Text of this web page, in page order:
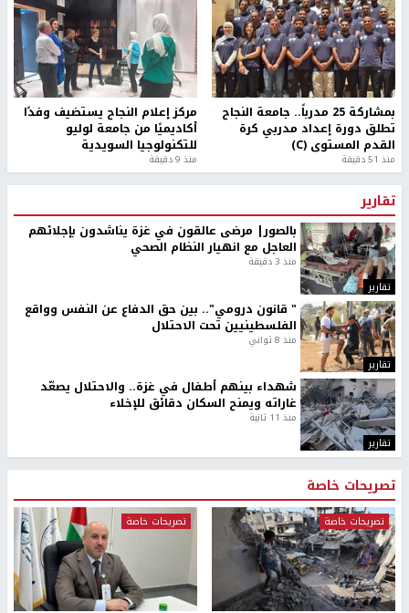
بمشاركة 25 مدرباً.. جامعة النجاح
تطلق دورة إعداد مدربي كرة
القدم المستوى (C)
منذ 51 دقيقة
مركز إعلام النجاح يستضيف وفدًا
أكاديميًا من جامعة لوليو
للتكنولوجيا السويدية
منذ 9 دقيقة
تقارير
تقارير
بالصور| مرضى عالقون في غزة يناشدون بإجلائهم
العاجل مع انهيار النظام الصحي
منذ 3 دقيقة
تقارير
" قانون درومي".. بين حق الدفاع عن النفس وواقع
الفلسطينيين تحت الاحتلال
منذ 8 ثواني
تقارير
شهداء بينهم أطفال في غزة.. والاحتلال يصعّد
غاراته ويمنح السكان دقائق للإخلاء
منذ 11 ثانية
تصريحات خاصة
تصريحات خاصة تصريحات خاصة